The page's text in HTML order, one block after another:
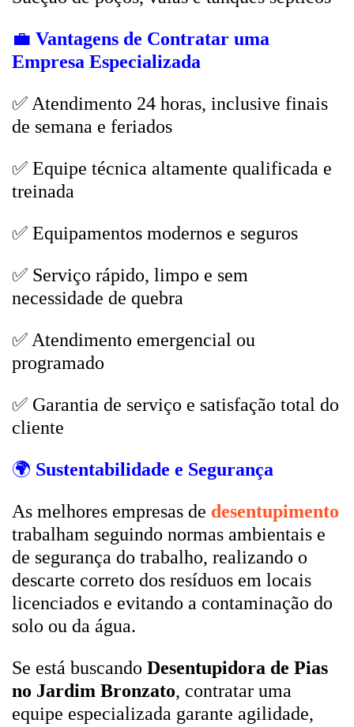
💼 Vantagens de Contratar uma
Empresa Especializada
✅ Atendimento 24 horas, inclusive finais
de semana e feriados
✅ Equipe técnica altamente qualificada e
treinada
✅ Equipamentos modernos e seguros
✅ Serviço rápido, limpo e sem
necessidade de quebra
✅ Atendimento emergencial ou
programado
✅ Garantia de serviço e satisfação total do
cliente
🌍 Sustentabilidade e Segurança
As melhores empresas de desentupimento
trabalham seguindo normas ambientais e
de segurança do trabalho, realizando o
descarte correto dos resíduos em locais
licenciados e evitando a contaminação do
solo ou da água.
Se está buscando Desentupidora de Pias
no Jardim Bronzato, contratar uma
equipe especializada garante agilidade,